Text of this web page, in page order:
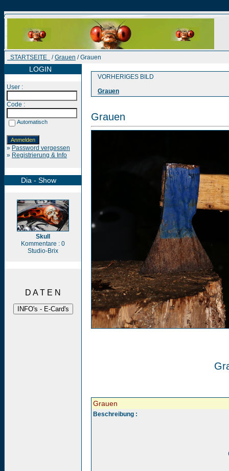
STARTSEITE /Grauen / Grauen
LOGIN
User :
Code :
Automatisch
» Password vergessen
» Registrierung & Info
Dia - Show
Skull
Kommentare : 0
Studio-Brix
D A T E N
VORHERIGES BILD
Grauen
Grauen
Grauen
Beschreibung :